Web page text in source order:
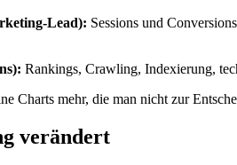
Lead): Sessions und
Rankings, Crawling, Indexierung,
Charts mehr, die man nicht zur
verändert